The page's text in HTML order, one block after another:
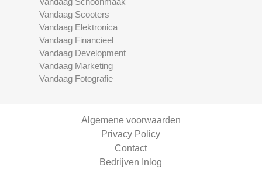
Vandaag Scooters
Vandaag Elektronica
Vandaag Financieel
Vandaag Development
Vandaag Marketing
Vandaag Fotografie
Algemene voorwaarden
Privacy Policy
Contact
Bedrijven Inlog